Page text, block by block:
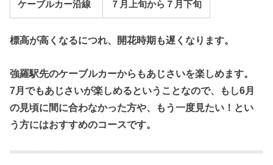
ケーブルカー沿線 ７月上旬から７月下旬
標高が高くなるにつれ、開花時期も遅くなります。
強羅駅先のケーブルカーからもあじさいを楽しめます。
7月でもあじさいが楽しめるということなので、もし6月
の見頃に間に合わなかった方や、もう一度見たい！とい
う方にはおすすめのコースです。